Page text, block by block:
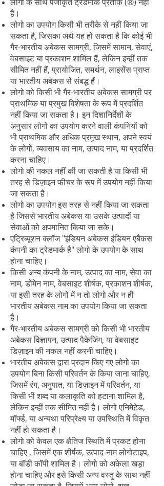
है।
लोगो का उपयोग किसी भी तरीके से नहीं किया जा
सकता है, जिसका अर्थ यह हो सकता है कि कोई भी
गैर-भारतीय अबेकस सामग्री, जिसमें सामान, सेवाएं,
वेबसाइट या प्रकाशन शामिल हैं, लेकिन इन्हीं तक
सीमित नहीं हैं, प्रायोजित, समर्थन, लाइसेंस प्राप्त
या भारतीय अबेकस से संबद्ध हैं।
लोगो को किसी भी गैर-भारतीय अबेकस सामग्री पर
प्राथमिक या प्रमुख विशेषता के रूप में प्रदर्शित
नहीं किया जा सकता है। इन दिशानिर्देशों के
अनुसार लोगो का उपयोग करने वाली कंपनियों को
भी प्राथमिक और अधिक प्रमुख स्थान, अपने स्वयं
के लोगो, व्यवसाय का नाम, उत्पाद नाम, या प्रदर्शित
करना चाहिए।
लोगो की नकल नहीं की जा सकती है या किसी भी
तरह से डिज़ाइन फीचर के रूप में उपयोग नहीं किया
जा सकता है।
लोगो का उपयोग इस तरह से नहीं किया जा सकता
है जिससे भारतीय अबेकस या उसके उत्पादों या
सेवाओं को अपमानित किया जा सके।
एट्रिब्यूशन क्लॉज "इंडियन अबेकस इंडियन एबैकस
कंपनी का ट्रेडमार्क है" लोगो के उपयोग के साथ
होना चाहिए।
किसी अन्य कंपनी के नाम, उत्पाद का नाम, सेवा का
नाम, डोमेन नाम, वेबसाइट शीर्षक, प्रकाशन शीर्षक,
या इसी तरह के लोगो में न तो लोगो और न ही
भारतीय अबेकस नाम का उपयोग किया जा सकता
है।
गैर-भारतीय अबेकस सामग्री को किसी भी भारतीय
अबेकस विज्ञापन, उत्पाद पैकेजिंग, या वेबसाइट
डिज़ाइन की नकल नहीं करनी चाहिए।
भारतीय अबेकस द्वारा प्रदान किए गए लोगो का
उपयोग बिना किसी परिवर्तन के किया जाना चाहिए,
जिसमें रंग, अनुपात, या डिज़ाइन में परिवर्तन, या
किसी भी शब्द या कलाकृति को हटाना शामिल है,
लेकिन इन्हीं तक सीमित नहीं है। लोगो एनिमेटेड,
मॉर्फ्ड, या अन्यथा परिप्रेक्ष्य या उपस्थिति में विकृत
नहीं हो सकता है।
लोगो को केवल एक क्षैतिज स्थिति में प्रकट होना
चाहिए , जिसमें एक शीर्षक, उत्पाद-नाम लोगोटाइप,
या बॉडी कॉपी शामिल है। लोगो को अकेला खड़ा
होना चाहिए और इसे किसी अन्य वस्तु के साथ नहीं